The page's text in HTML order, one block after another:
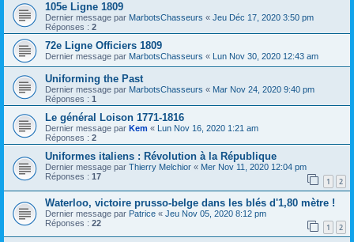
105e Ligne 1809
Dernier message par MarbotsChasseurs « Jeu Déc 17, 2020 3:50 pm
Réponses : 2
72e Ligne Officiers 1809
Dernier message par MarbotsChasseurs « Lun Nov 30, 2020 12:43 am
Uniforming the Past
Dernier message par MarbotsChasseurs « Mar Nov 24, 2020 9:40 pm
Réponses : 1
Le général Loison 1771-1816
Dernier message par Kem « Lun Nov 16, 2020 1:21 am
Réponses : 2
Uniformes italiens : Révolution à la République
Dernier message par Thierry Melchior « Mer Nov 11, 2020 12:04 pm
Réponses : 17 1 2
Waterloo, victoire prusso-belge dans les blés d'1,80 mètre !
Dernier message par Patrice « Jeu Nov 05, 2020 8:12 pm
Réponses : 22 1 2